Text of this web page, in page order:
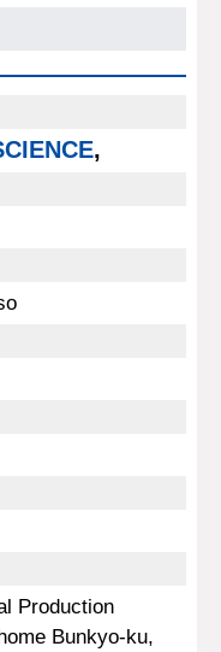
,
Production
Bunkyo-ku,